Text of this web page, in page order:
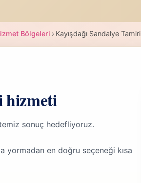
Bölgeleri › Kayışdağı Sandalye Tamiri
hizmeti
sonuç hedefliyoruz.
yormadan en doğru seçeneği kısa